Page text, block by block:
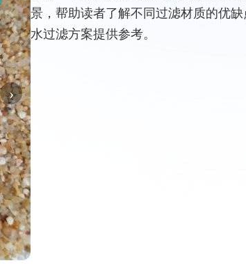
›
景，帮助读者了解不同过滤材质的优
水过滤方案提供参考。